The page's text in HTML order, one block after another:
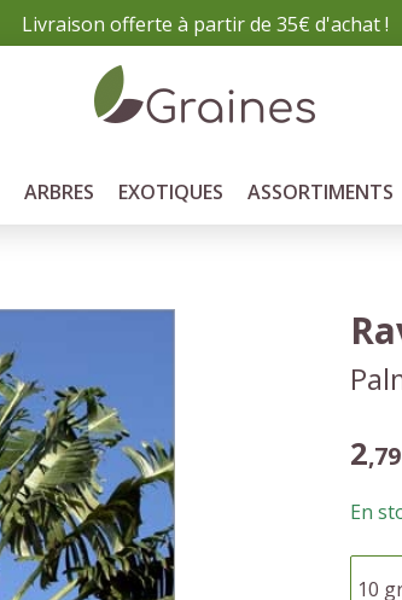
Livraison offerte à partir de 35€ d'achat !
ARBRES EXOTIQUES ASSORTIMENTS
2
En